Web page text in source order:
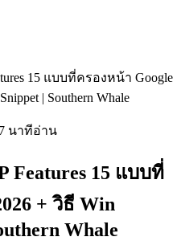
15 แบบที่ครองหน้า Google
| Southern Whale
นาทีอ่าน
Features 15 แบบที่
+ วิธี Win
Whale